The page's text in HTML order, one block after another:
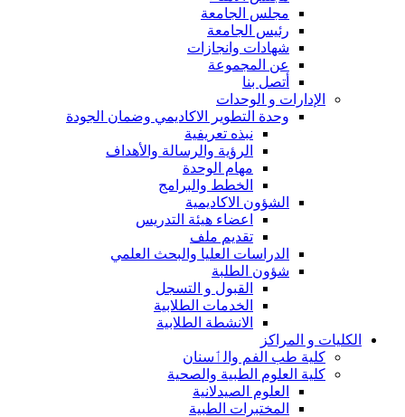
مجلس الجامعة
رئيس الجامعة
شهادات وانجازات
عن المجموعة
أتصل بنا
الإدارات و الوحدات
وحدة التطوير الاكاديمي وضمان الجودة
نبذه تعريفية
الرؤية والرسالة والأهداف
مهام الوحدة
الخطط والبرامج
الشؤون الاكاديمية
اعضاء هيئة التدريس
تقديم ملف
الدراسات العليا والبحث العلمي
شؤون الطلبة
القبول و التسجل
الخدمات الطلابية
الانشطة الطلابية
الكليات و المراكز
كلية طب الفم والٲسنان
كلية العلوم الطبية والصحية
العلوم الصيدلانية
المختبرات الطبية